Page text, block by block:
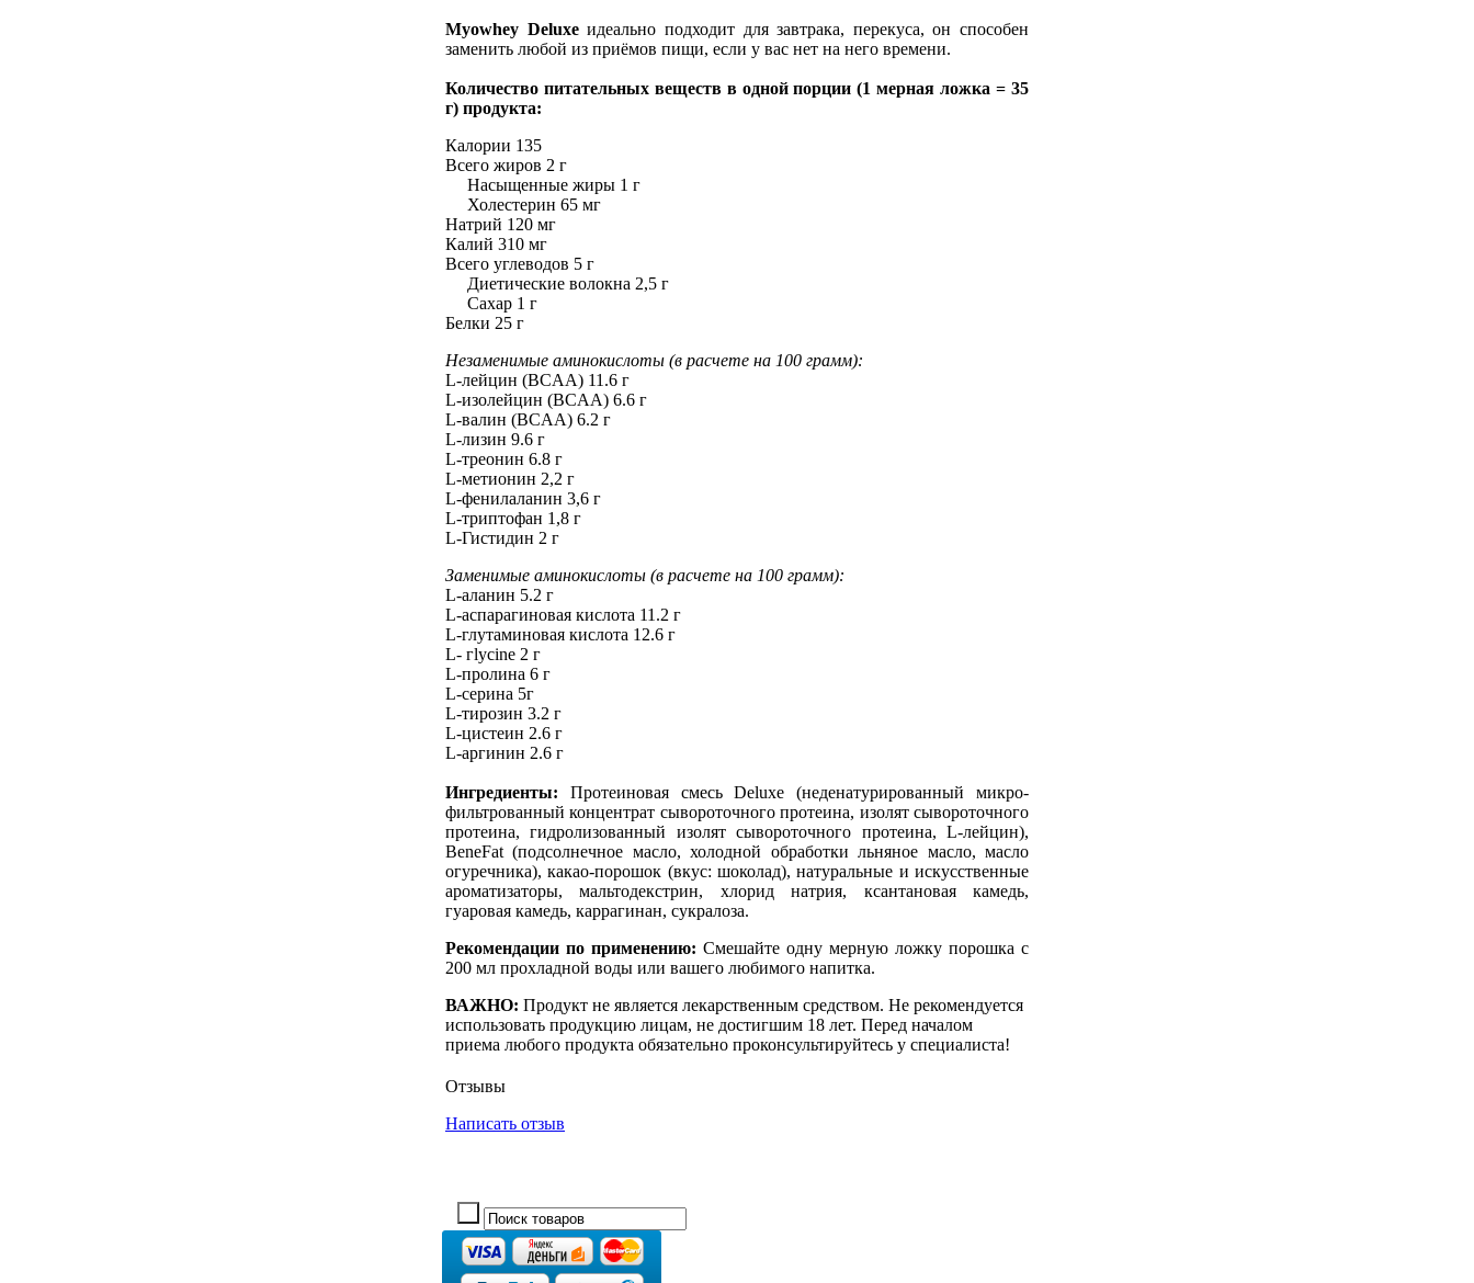
Myowhey Deluxeидеально подходит для завтрака, перекуса, он способен
заменить любой из приёмов пищи, если у вас нет на него времени.
Количество питательных веществ в одной порции (1 мерная ложка = 35
г) продукта:
Калории 135
Всего жиров 2 г
Насыщенные жиры 1 г
Холестерин 65 мг
Натрий 120 мг
Калий 310 мг
Всего углеводов 5 г
Диетические волокна 2,5 г
Сахар 1 г
Белки 25 г
Незаменимые аминокислоты (в расчете на 100 грамм):
L-лейцин (BCAA) 11.6 г
L-изолейцин (BCAA) 6.6 г
L-валин (BCAA) 6.2 г
L-лизин 9.6 г
L-треонин 6.8 г
L-метионин 2,2 г
L-фенилаланин 3,6 г
L-триптофан 1,8 г
L-Гистидин 2 г
Заменимые аминокислоты (в расчете на 100 грамм):
L-аланин 5.2 г
L-аспарагиновая кислота 11.2 г
L-глутаминовая кислота 12.6 г
L- гlycine 2 г
L-пролина 6 г
L-серина 5г
L-тирозин 3.2 г
L-цистеин 2.6 г
L-аргинин 2.6 г
Ингредиенты: Протеиновая смесь Deluxe (неденатурированный микро-
фильтрованный концентрат сывороточного протеина, изолят сывороточного
протеина, гидролизованный изолят сывороточного протеина, L-лейцин),
BeneFat (подсолнечное масло, холодной обработки льняное масло, масло
огуречника), какао-порошок (вкус: шоколад), натуральные и искусственные
ароматизаторы, мальтодекстрин, хлорид натрия, ксантановая камедь,
гуаровая камедь, каррагинан, сукралоза.
Рекомендации по применению: Смешайте одну мерную ложку порошка с
200 мл прохладной воды или вашего любимого напитка.
ВАЖНО: Продукт не является лекарственным средством. Не рекомендуется
использовать продукцию лицам, не достигшим 18 лет. Перед началом
приема любого продукта обязательно проконсультируйтесь у специалиста!
Отзывы
Написать отзыв